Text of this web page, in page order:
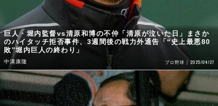
巨人・堀内監督vs清原和博の不仲「清原が泣いた日」まさか
のハイタッチ拒否事件、3週間後の戦力外通告「“史上最悪80
敗”堀内巨人の終わり」
中溝康隆 プロ野球 2025/04/27